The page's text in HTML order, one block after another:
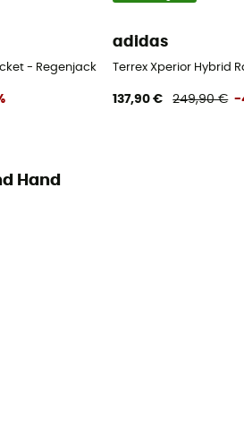
- Regenjacke - Damen
adidas
Terrex Xperior Hybrid
137,90 € 249,90 € -
Hand